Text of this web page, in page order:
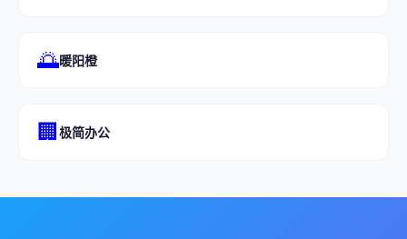
🌅暖阳橙
🏢极简办公